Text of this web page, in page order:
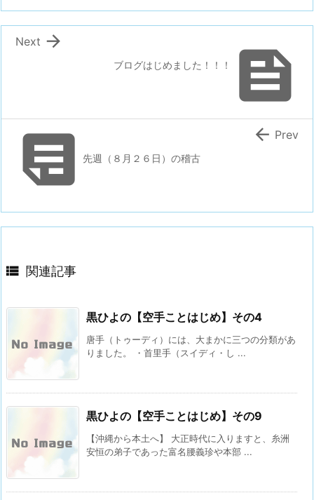

ブログはじめました！！！

Next
先週（８月２６日）の稽古
 Prev
 関連記事
黒ひよの【空手ことはじめ】その4
唐手（トゥーディ）には、大まかに三つの分類があ
りました。 ・首里手（スイディ・し ...
黒ひよの【空手ことはじめ】その9
【沖縄から本土へ】 大正時代に入りますと、糸洲
安恒の弟子であった富名腰義珍や本部 ...